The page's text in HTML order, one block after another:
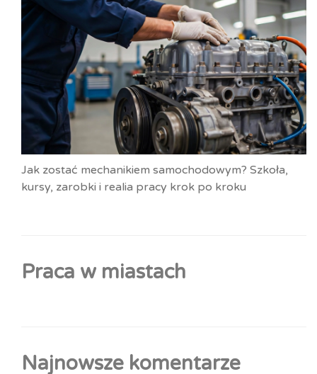
Jak zostać mechanikiem samochodowym? Szkoła,
kursy, zarobki i realia pracy krok po kroku
Praca w miastach
Najnowsze komentarze